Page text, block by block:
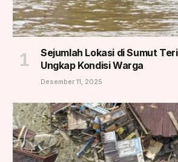
Sejumlah Lokasi di Sumut
Ungkap Kondisi Warga
Desember 11, 2025